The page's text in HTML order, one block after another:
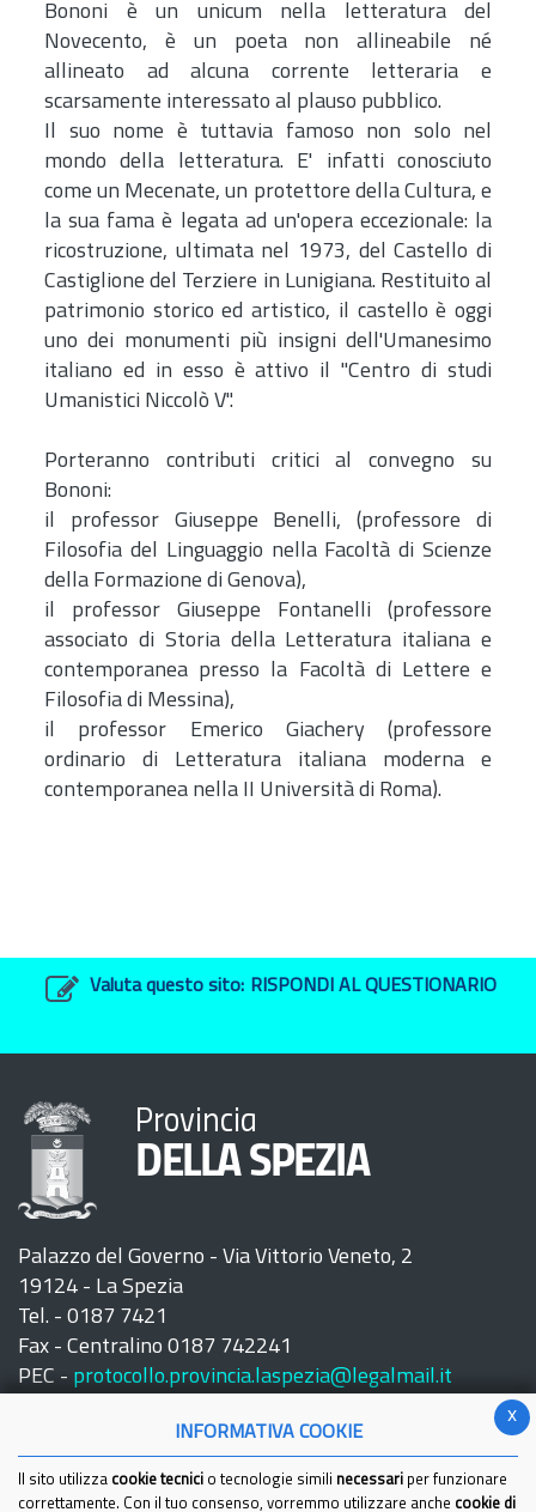
Bononi è un unicum nella letteratura del
Novecento, è un poeta non allineabile né
allineato ad alcuna corrente letteraria e
scarsamente interessato al plauso pubblico.
Il suo nome è tuttavia famoso non solo nel
mondo della letteratura. E' infatti conosciuto
come un Mecenate, un protettore della Cultura, e
la sua fama è legata ad un'opera eccezionale: la
ricostruzione, ultimata nel 1973, del Castello di
Castiglione del Terziere in Lunigiana. Restituito al
patrimonio storico ed artistico, il castello è oggi
uno dei monumenti più insigni dell'Umanesimo
italiano ed in esso è attivo il "Centro di studi
Umanistici Niccolò V".
Porteranno contributi critici al convegno su
Bononi:
il professor Giuseppe Benelli, (professore di
Filosofia del Linguaggio nella Facoltà di Scienze
della Formazione di Genova),
il professor Giuseppe Fontanelli (professore
associato di Storia della Letteratura italiana e
contemporanea presso la Facoltà di Lettere e
Filosofia di Messina),
il professor Emerico Giachery (professore
ordinario di Letteratura italiana moderna e
contemporanea nella II Università di Roma).
Valuta questo sito: RISPONDI AL QUESTIONARIO
Provincia
DELLA SPEZIA
Palazzo del Governo - Via Vittorio Veneto, 2
19124 - La Spezia
Tel. - 0187 7421
Fax - Centralino 0187 742241
PEC - protocollo.provincia.laspezia@legalmail.it
x
INFORMATIVA COOKIE
Il sito utilizza cookie tecnici o tecnologie simili necessari per funzionare
correttamente. Con il tuo consenso, vorremmo utilizzare anche cookie di